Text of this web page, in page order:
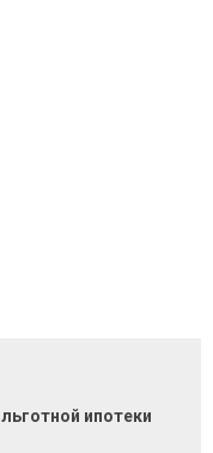
ипотеки